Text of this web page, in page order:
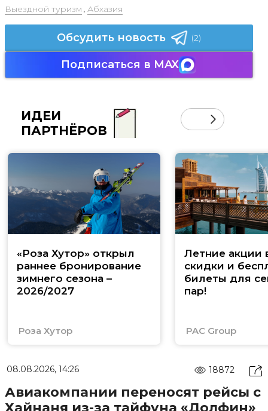
Выездной туризм , Абхазия
Обсудить новость (2)
Подписаться в MAX
ИДЕИ
ПАРТНЁРОВ
«Роза Хутор» открыл
раннее бронирование
зимнего сезона –
2026/2027
Роза Хутор
Летние акции
скидки и
билеты для
пар!
PAC Group
08.08.2026, 14:26 18872
Авиакомпании переносят рейсы с